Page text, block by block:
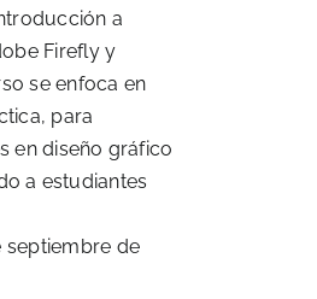
a
Firefly y
se enfoca en
para
en diseño gráfico
a estudiantes
septiembre de